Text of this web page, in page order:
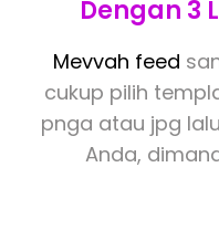
Dengan 3
Mevvah feed
cukup pilih
pnga atau jpg
Anda,